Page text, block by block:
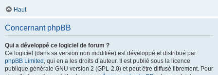
Haut
Concernant phpBB
Qui a développé ce logiciel de forum ?
Ce logiciel (dans sa version non modifiée) est développé et distribué par
phpBB Limited , qui en a les droits d’auteur. Il est publié sous la licence
publique générale GNU version 2 (GPL-2.0) et peut être diffusé librement. Pour